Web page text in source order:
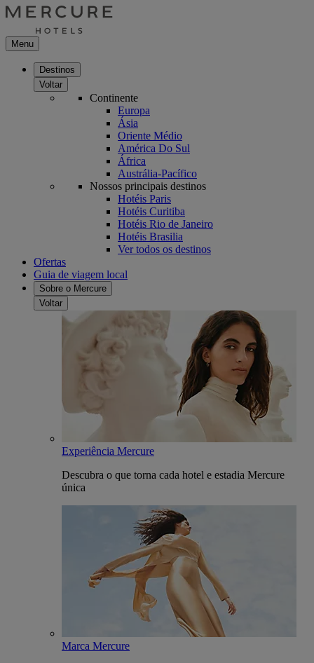
Menu
Destinos
Voltar
Continente
Europa
Ásia
Oriente Médio
América Do Sul
África
Austrália-Pacífico
Nossos principais destinos
Hotéis Paris
Hotéis Curitiba
Hotéis Rio de Janeiro
Hotéis Brasilia
Ver todos os destinos
Ofertas
Guia de viagem local
Sobre o Mercure
Voltar
Experiência Mercure
Descubra o que torna cada hotel e estadia Mercure
única
Marca Mercure